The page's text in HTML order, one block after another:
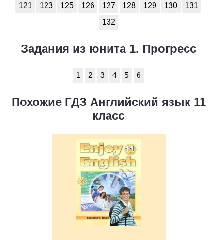
121 123 125 126 127 128 129 130
131
132
Задания из юнита 1. Прогресс
1 2 3 4 5 6
Похожие ГДЗ Английский язык 11
класс